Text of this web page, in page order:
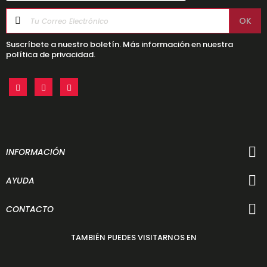
Suscríbete a nuestro boletín. Más información en nuestra
política de privacidad.
INFORMACIÓN
AYUDA
CONTACTO
TAMBIÉN PUEDES VISITARNOS EN